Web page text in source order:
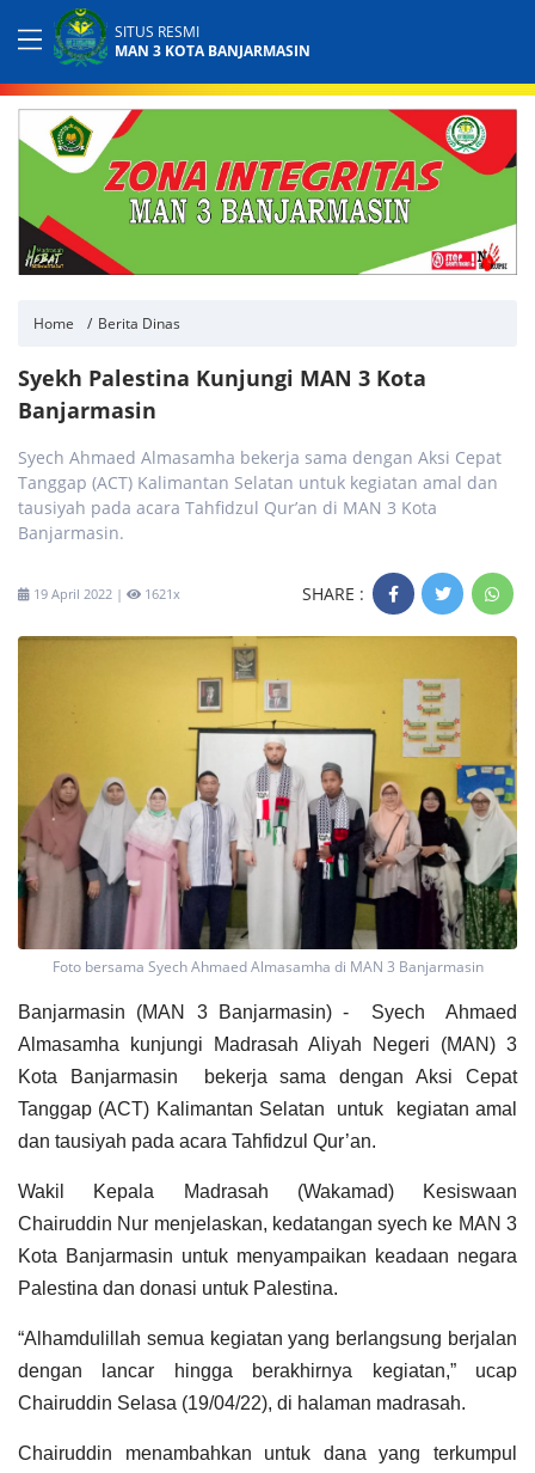
SITUS RESMI
MAN 3 KOTA BANJARMASIN
Home Berita Dinas
Syekh Palestina Kunjungi MAN 3 Kota
Banjarmasin
Syech Ahmaed Almasamha bekerja sama dengan Aksi Cepat
Tanggap (ACT) Kalimantan Selatan untuk kegiatan amal dan
tausiyah pada acara Tahfidzul Qur’an di MAN 3 Kota
Banjarmasin.
19 April 2022 | 1621x SHARE :
Foto bersama Syech Ahmaed Almasamha di MAN 3 Banjarmasin
Banjarmasin (MAN 3 Banjarmasin) - Syech Ahmaed
Almasamha kunjungi Madrasah Aliyah Negeri (MAN) 3
Kota Banjarmasin bekerja sama dengan Aksi Cepat
Tanggap (ACT) Kalimantan Selatan untuk kegiatan amal
dan tausiyah pada acara Tahfidzul Qur’an.
Wakil Kepala Madrasah (Wakamad) Kesiswaan
Chairuddin Nur menjelaskan, kedatangan syech ke MAN 3
Kota Banjarmasin untuk menyampaikan keadaan negara
Palestina dan donasi untuk Palestina.
“Alhamdulillah semua kegiatan yang berlangsung berjalan
dengan lancar hingga berakhirnya kegiatan,” ucap
Chairuddin Selasa (19/04/22), di halaman madrasah.
Chairuddin menambahkan untuk dana yang terkumpul